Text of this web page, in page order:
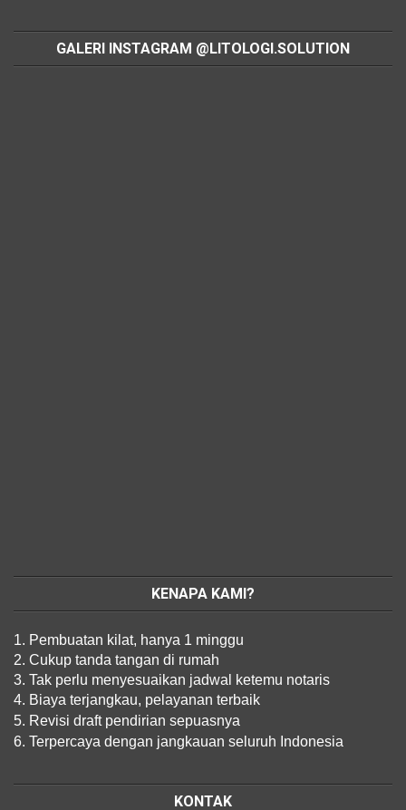
GALERI INSTAGRAM @LITOLOGI.SOLUTION
KENAPA KAMI?
1. Pembuatan kilat, hanya 1 minggu
2. Cukup tanda tangan di rumah
3. Tak perlu menyesuaikan jadwal ketemu notaris
4. Biaya terjangkau, pelayanan terbaik
5. Revisi draft pendirian sepuasnya
6. Terpercaya dengan jangkauan seluruh Indonesia
KONTAK